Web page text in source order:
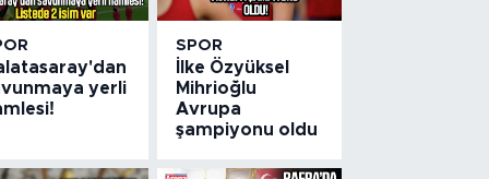
yerli
SPOR
İlke Özyüksel
Mihrioğlu
Avrupa
şampiyonu oldu